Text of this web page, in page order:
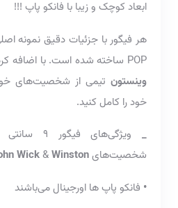
ابعاد کوچک و زیبا با فانکو پاپ !!!
هر فیگور با جزئیات دقیق نمونه
POP ساخته شده است. با اضافه کردن فیگورهای
وینستون تیمی از شخصیت‌های
خود را کامل کنید.
_
شخصیت‌های
Wick &Winston
• فانکو پاپ ها اورجینال می‌باشند